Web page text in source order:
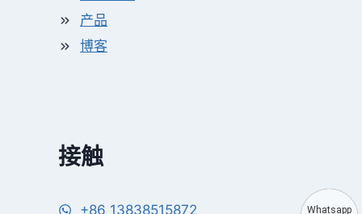
产品
博客
接触
+86 13838515872 Whatsapp